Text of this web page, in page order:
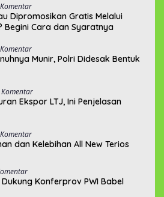
Dipromosikan Gratis Melalui
Begini Cara dan Syaratnya
Munir, Polri Didesak Bentuk
Ekspor LTJ, Ini Penjelasan
dan Kelebihan All New Terios
Konferprov PWI Babel